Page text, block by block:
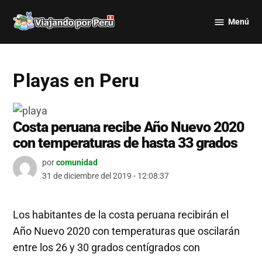
por Perú
Menú
Playas en Peru
Costa peruana recibe Año Nuevo 2020
con temperaturas de hasta 33 grados
porcomunidad
31 de diciembre del 2019 - 12:08:37
Los habitantes de la costa peruana recibirán el
Año Nuevo 2020 con temperaturas que oscilarán
entre los 26 y 30 grados centígrados con